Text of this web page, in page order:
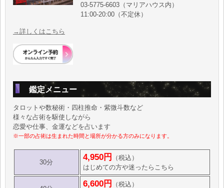
03-5775-6603（マリアハウス内）
11:00-20:00（不定休）
→詳しくはこちら
鑑定メニュー
タロットや数秘術・四柱推命・紫微斗数など
様々な占術を駆使しながら
恋愛や仕事、金運などを占います
※一部の占術は生まれた時間と場所が分かる方のみになります。
30分
4,950円
（税込）
はじめての方や迷ったらこちら
6,600円
（税込）